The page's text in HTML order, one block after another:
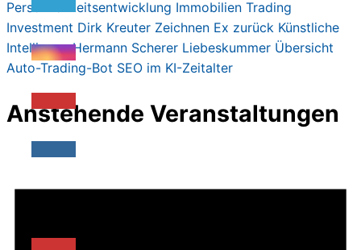
Persönlichkeitsentwicklung Immobilien Trading
Investment Dirk Kreuter Zeichnen Ex zurück Künstliche
Intelligenz Hermann Scherer Liebeskummer Übersicht
Auto-Trading-Bot SEO im KI-Zeitalter
Anstehende Veranstaltungen